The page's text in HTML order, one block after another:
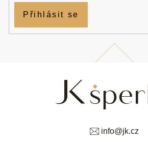
info@jk.cz
Přihlásit se